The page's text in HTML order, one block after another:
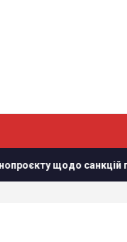
санкцій проти РФ